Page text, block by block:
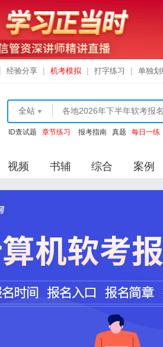
经验分享 机考模拟 打字练习 单独划
全站
ID查试题 章节练习 报考指南 真题 每日一练
视频 书辅 综合 案例
程师
计师